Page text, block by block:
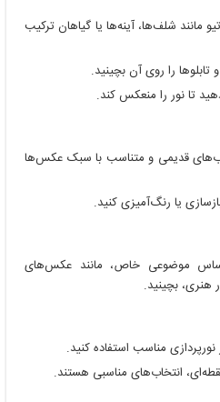
مانند شلف‌ها، آینه‌ها یا گیاهان ترکیب
را روی آن بچینید.
دهید تا نور را منعکس کند.
قدیمی و متناسب با سبک عکس‌ها
یا رنگ‌آمیزی کنید.
موضوعی خاص، مانند عکس‌های
هنری، بچینید.
نورپردازی مناسب استفاده کنید.
انتخاب‌های مناسبی هستند.